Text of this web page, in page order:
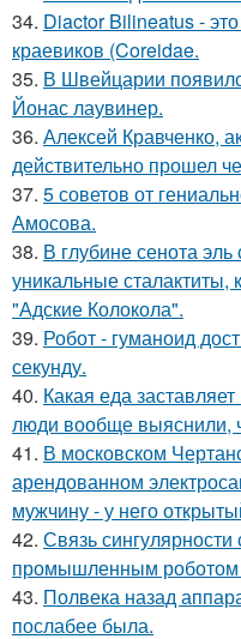
34. Diactor Bilineatus -
краевиков (Coreidae.
35. В Швейцарии
Йонас лаувинер.
36. Алексей Кравченко,
действительно прошел
37. 5 советов от
Амосова.
38. В глубине сенота
уникальные
"Адские Колокола".
39. Робот - гуманоид
секунду.
40. Какая еда
люди вообще выяснили,
41. В московском
арендованном
мужчину - у него
42. Связь
промышленным роботом
43. Полвека назад
послабее была.